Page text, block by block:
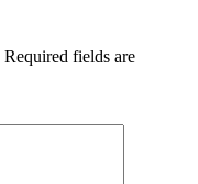
Required fields are